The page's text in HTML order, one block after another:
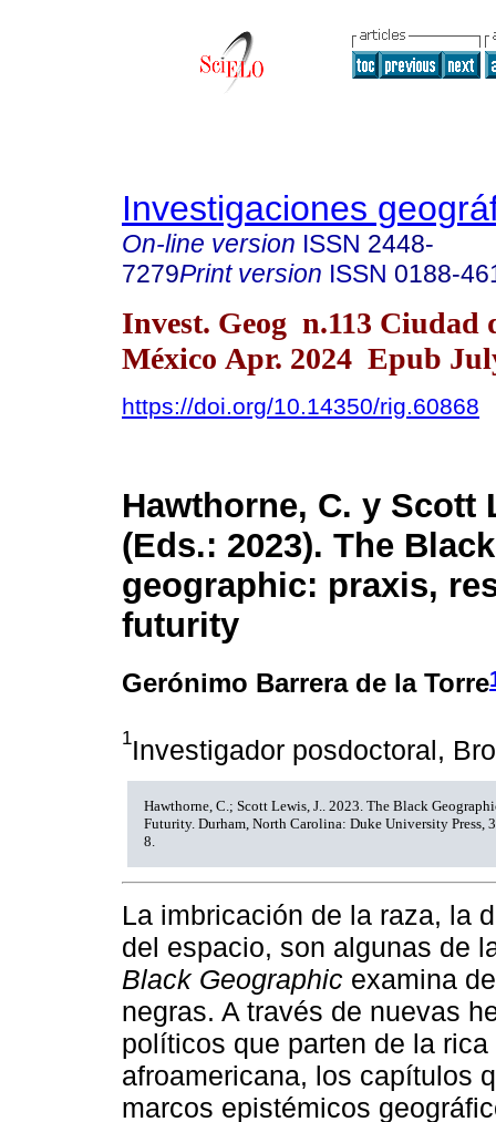
Investigaciones
On-line version ISSN 2448-
7279Print version ISSN 0188-
Invest. Geog n.113 Ciudad
México Apr. 2024 Epub
https://doi.org/10.14350/rig.60868
Hawthorne, C. y Scott
(Eds.: 2023). The Black
geographic: praxis,
futurity
Gerónimo Barrera de la Torre
1Investigador posdoctoral,
Hawthorne, C.; Scott Lewis, J.. 2023. The Black
Futurity. Durham, North Carolina: Duke University Press,
8.
La imbricación de la raza, la
del espacio, son algunas de
Black Geographic examina
negras. A través de nuevas
políticos que parten de la
afroamericana, los capítulos
marcos epistémicos